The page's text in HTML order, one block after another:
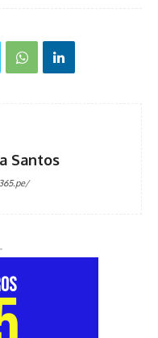
Santos